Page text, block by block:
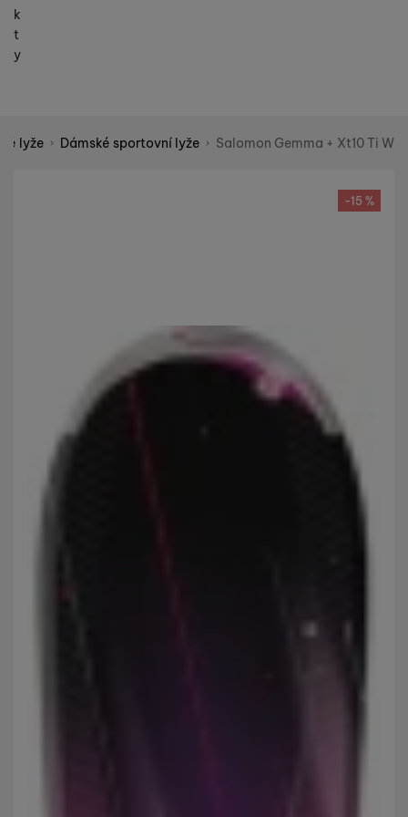
k
t
y
lyže Dámské sportovní lyže Salomon Gemma + Xt10 Ti W
-15 %